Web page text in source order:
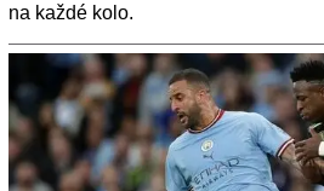
na každé kolo.